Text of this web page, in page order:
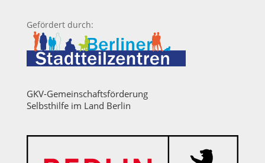
Gefördert durch:
GKV-Gemeinschaftsförderung
Selbsthilfe im Land Berlin